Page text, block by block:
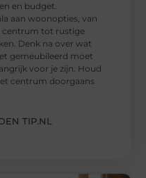
en budget.
aan woonopties, van
centrum tot rustige
Denk na over wat
gemeubileerd moet
voor je zijn. Houd
centrum doorgaans
TIP.NL